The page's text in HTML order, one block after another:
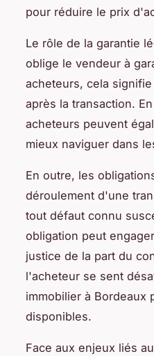
pour réduire le prix
Le rôle de la garantie
oblige le vendeur à
acheteurs, cela
après la transaction.
acheteurs peuvent
mieux naviguer dans
En outre, les
déroulement d'une
tout défaut connu
obligation peut
justice de la part du
l'acheteur se sent
immobilier à
disponibles.
Face aux enjeux liés